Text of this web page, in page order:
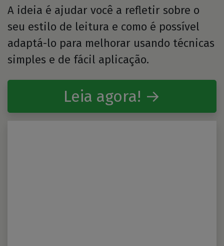
A ideia é ajudar você a refletir sobre o
seu estilo de leitura e como é possível
adaptá-lo para melhorar usando técnicas
simples e de fácil aplicação.
Leia agora! →